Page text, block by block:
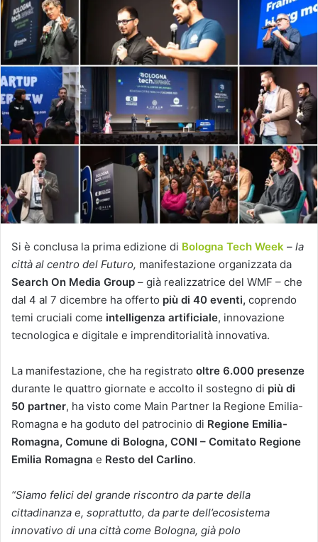
Si è conclusa la prima edizione di Bologna Tech Week – la
città al centro del Futuro, manifestazione organizzata da
Search On Media Group – già realizzatrice del WMF – che
dal 4 al 7 dicembre ha offerto più di 40 eventi, coprendo
temi cruciali come intelligenza artificiale, innovazione
tecnologica e digitale e imprenditorialità innovativa.
La manifestazione, che ha registrato oltre 6.000 presenze
durante le quattro giornate e accolto il sostegno di più di
50 partner, ha visto come Main Partner la Regione Emilia-
Romagna e ha goduto del patrocinio di Regione Emilia-
Romagna, Comune di Bologna, CONI – Comitato Regione
Emilia Romagna e Resto del Carlino.
“Siamo felici del grande riscontro da parte della
cittadinanza e, soprattutto, da parte dell’ecosistema
innovativo di una città come Bologna, già polo